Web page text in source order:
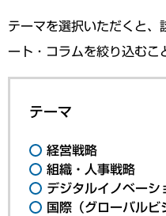
テーマを選択いただくと
ート・コラムを絞り込むこ
テーマ
経営戦略
組織・人事戦略
デジタルイノベーシ
国際（グローバルビ